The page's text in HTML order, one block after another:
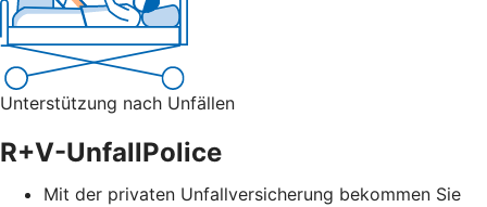
Unterstützung nach Unfällen
R+V-UnfallPolice
Mit der privaten Unfallversicherung bekommen Sie